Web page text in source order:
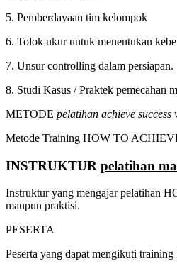
5. Pemberdayaan tim kelompok
6. Tolok ukur untuk menentukan
7. Unsur controlling dalam persiapan.
8. Studi Kasus / Praktek
METODE pelatihan achieve
Metode Training HOW TO
INSTRUKTUR pelatihan
Instruktur yang mengajar pelatihan
maupun praktisi.
PESERTA
Peserta yang dapat mengikuti